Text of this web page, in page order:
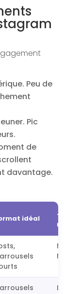
Peu de
Pic
de
davantage.
idéal
Jours
Mardi,
Lun-